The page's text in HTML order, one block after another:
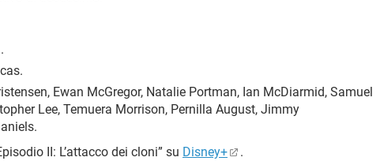
Ewan McGregor, Natalie Portman, Ian McDiarmid, Samuel
Lee, Temuera Morrison, Pernilla August, Jimmy
II: L’attacco dei cloni” su Disney+ .